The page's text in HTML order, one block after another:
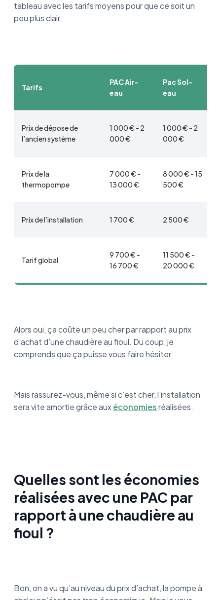
tableau avec les tarifs moyens pour que ce soit un
peu plus clair.
Tarifs
PAC Air-
eau
Pac Sol-
eau
Prix de dépose de
l’ancien système
1 000 € - 2
000 €
1 000 € - 2
000 €
Prix de la
thermopompe
7 000 € -
13 000 €
8 000 € - 15
500 €
Prix de l’installation 1 700 € 2 500 €
Tarif global
9 700 € -
16 700 €
11 500 € -
20 000 €
Alors oui, ça coûte un peu cher par rapport au prix
d’achat d’une chaudière au fioul. Du coup, je
comprends que ça puisse vous faire hésiter.
Mais rassurez-vous, même si c’est cher, l’installation
sera vite amortie grâce auxéconomiesréalisées.
Quelles sont les économies
réalisées avec une PAC par
rapport à une chaudière au
fioul ?
Bon, on a vu qu’au niveau du prix d’achat, la pompe à